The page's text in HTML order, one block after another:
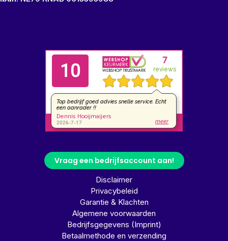
Vraag een bedrijfsaccount aan!
Disclaimer
Privacybeleid
Garantie & Klachten
Algemene voorwaarden
Bedrijfsgegevens (Imprint)
Betaalmethode en verzending